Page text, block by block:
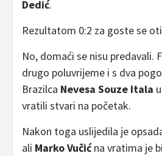
Dedić.
Rezultatom 0:2 za goste se
No, domaći se nisu predavali.
drugo poluvrijeme i s dva
Brazilca Nevesa Souze Itala
vratili stvari na početak.
Nakon toga uslijedila je
ali Marko Vučićna vratima je